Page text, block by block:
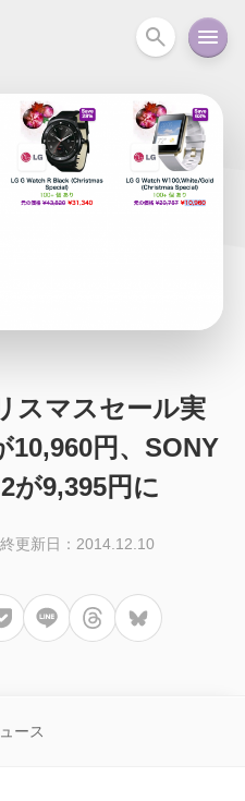
PC関連 カメラ ウェアラ
スマスセール実
円、SONY
が9,395円に
更新日：2014.12.10
ース